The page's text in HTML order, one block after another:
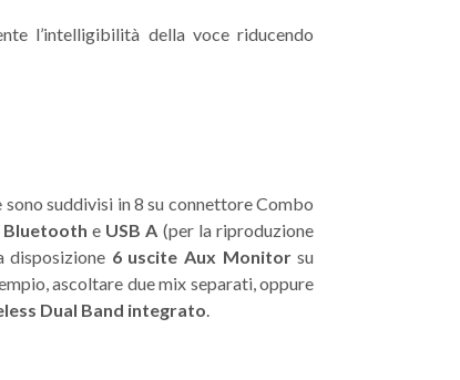
l’intelligibilità della voce riducendo
suddivisi in 8 su connettore Combo
Bluetooth e USB A (per la riproduzione
disposizione 6 uscite Aux Monitorsu
ascoltare due mix separati, oppure
Dual Band integrato.